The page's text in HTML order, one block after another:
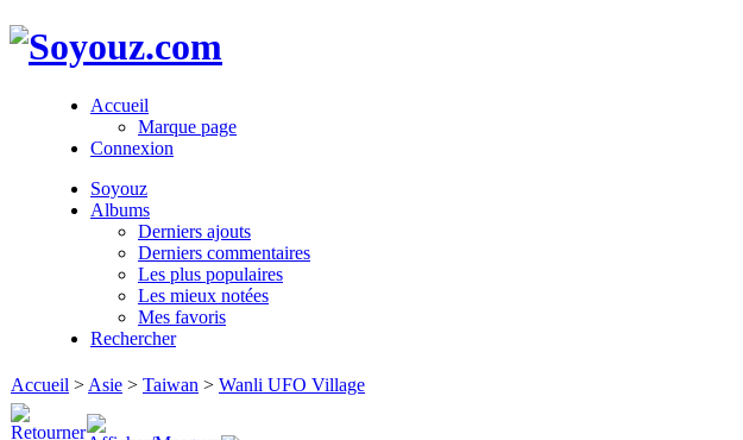
Accueil
Marque page
Connexion
Soyouz
Albums
Derniers ajouts
Derniers commentaires
Les plus populaires
Les mieux notées
Mes favoris
Rechercher
Accueil > Asie > Taiwan > Wanli UFO Village